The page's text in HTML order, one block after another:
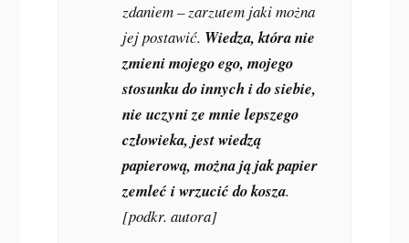
zdaniem – zarzutem jaki można
jej postawić. Wiedza, która nie
zmieni mojego ego, mojego
stosunku do innych i do siebie,
nie uczyni ze mnie lepszego
człowieka, jest wiedzą
papierową, można ją jak papier
zemleć i wrzucić do kosza.
[podkr. autora]